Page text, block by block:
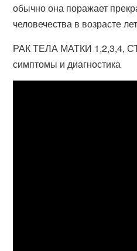
обычно она поражает
человечества в возрасте
РАК ТЕЛА МАТКИ 1,2,3,4,
симптомы и диагностика